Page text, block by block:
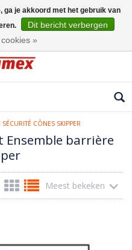
CÔNES SKIPPER
Ensemble barrière
Meest bekeken
ga je akkoord met het gebruik van
Dit bericht verbergen
»